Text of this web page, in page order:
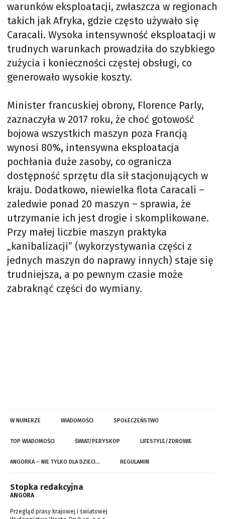
warunków eksploatacji, zwłaszcza w regionach
takich jak Afryka, gdzie często używało się
Caracali. Wysoka intensywność eksploatacji w
trudnych warunkach prowadziła do szybkiego
zużycia i konieczności częstej obsługi, co
generowało wysokie koszty.
Minister francuskiej obrony, Florence Parly,
zaznaczyła w 2017 roku, że choć gotowość
bojowa wszystkich maszyn poza Francją
wynosi 80%, intensywna eksploatacja
pochłania duże zasoby, co ogranicza
dostępność sprzętu dla sił stacjonujących w
kraju. Dodatkowo, niewielka flota Caracali –
zaledwie ponad 20 maszyn – sprawia, że
utrzymanie ich jest drogie i skomplikowane.
Przy małej liczbie maszyn praktyka
„kanibalizacji” (wykorzystywania części z
jednych maszyn do naprawy innych) staje się
trudniejsza, a po pewnym czasie może
zabraknąć części do wymiany.
W NUMERZE WIADOMOŚCI SPOŁECZEŃSTWO
TOP WIADOMOŚCI ŚWIAT/PERYSKOP LIFESTYLE/ZDROWIE
ANGORKA – NIE TYLKO DLA DZIECI… REGULAMIN
Stopka redakcyjna
ANGORA
Przegląd prasy krajowej i światowej